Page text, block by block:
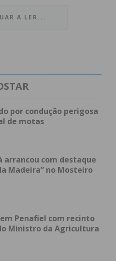
newsletter do
a informação
A LER...
por condução perigosa
de motas
arrancou com destaque
Madeira” no Mosteiro
em Penafiel com recinto
Ministro da Agricultura